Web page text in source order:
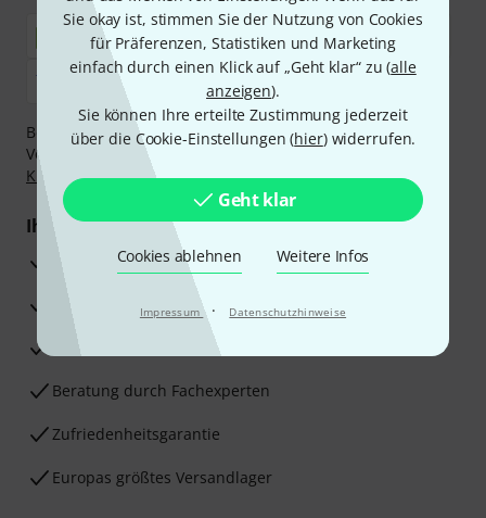
Sie okay ist, stimmen Sie der Nutzung von Cookies
für Präferenzen, Statistiken und Marketing
einfach durch einen Klick auf „Geht klar“ zu (alle
anzeigen).
Sie können Ihre erteilte Zustimmung jederzeit
über die Cookie-Einstellungen (hier) widerrufen.
Geht klar
Cookies ablehnen Weitere Infos
Impressum · Datenschutzhinweise
Bezahlen Sie vertraulich und sicher per Nachnahme,
Vorkasse, PayPal, Amazon Pay,
Klarna Sofort bezahlen
Klarna Ratenzahlungoder Kreditkarte.
Ihre Vorteile
3 Jahre Thomann Garantie
30 Tage Money-Back-Garantie
Beratung durch Fachexperten
Zufriedenheitsgarantie
Europas größtes Versandlager